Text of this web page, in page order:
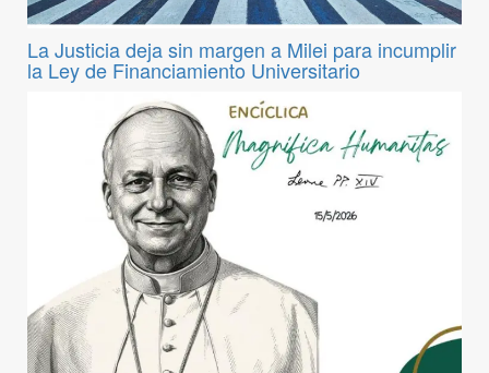
La Justicia deja sin margen a Milei para incumplir
la Ley de Financiamiento Universitario